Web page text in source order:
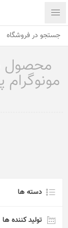
محصول
دسته ها
تولید کننده ها